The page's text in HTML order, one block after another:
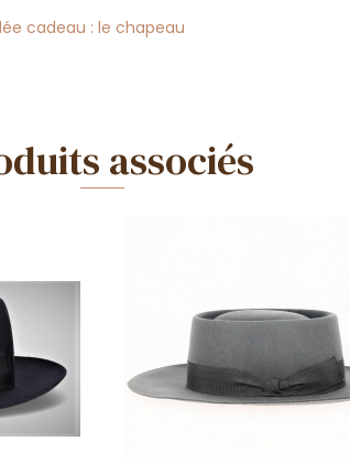
cadeau : le chapeau
associés